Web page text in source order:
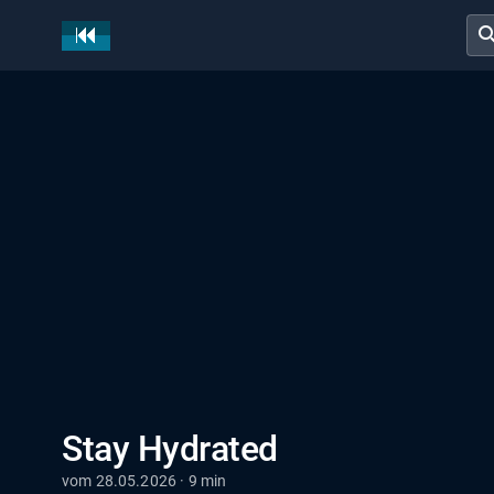
Stay Hydrated
vom 28.05.2026 · 9 min